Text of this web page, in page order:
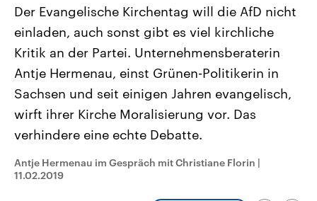
Landtagswahl Sachsen-Anhalt
2026
Alle Informationen
Sachsen-Anhalt wählt am 6.
September 2026 einen neuen
Landtag. Seit 2021 wird das
Bundesland von einer Koalition aus
Umfragen, Prognosen,
und Hintergründe zu den Parteien
und Kandidaten der anstehenden
Wahl.
Aktuelle Beiträge,
Hintergründe
Wirtschaftlich und
gehören die Vereinigten
den mächtigsten Ländern
mit großem Einfluss auf
aktuelle Weltgeschehen.
Sendungen Programm Podcasts
Der Evangelische Kirchentag will die AfD nicht
einladen, auch sonst gibt es viel kirchliche
Kritik an der Partei. Unternehmensberaterin
Antje Hermenau, einst Grünen-Politikerin in
Sachsen und seit einigen Jahren evangelisch,
wirft ihrer Kirche Moralisierung vor. Das
verhindere eine echte Debatte.
Antje Hermenau im Gespräch mit Christiane Florin |
11.02.2019